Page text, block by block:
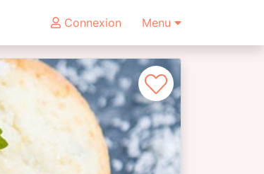
Connexion Menu